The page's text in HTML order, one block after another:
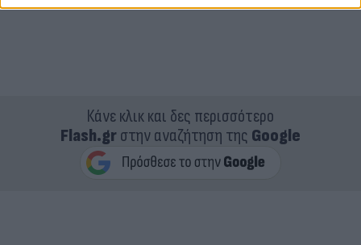
Κάνε κλικ και δες περισσότερο
Flash.grστην αναζήτηση της Google